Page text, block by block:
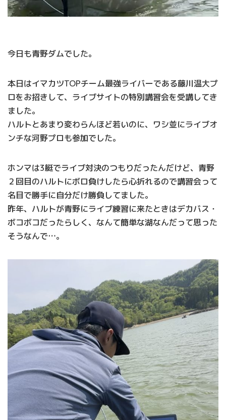
今日も青野ダムでした。
本日はイマカツTOPチーム最強ライバーである藤川温大プ
ロをお招きして、ライブサイトの特別講習会を受講してき
ました。
ハルトとあまり変わらんほど若いのに、ワシ並にライブオ
ンチな河野プロも参加でした。
ホンマは3艇でライブ対決のつもりだったんだけど、青野
２回目のハルトにボロ負けしたら心折れるので講習会って
名目で勝手に自分だけ勝負してました。
昨年、ハルトが青野にライブ練習に来たときはデカバス・
ボコボコだったらしく、なんて簡単な湖なんだって思った
そうなんで…。